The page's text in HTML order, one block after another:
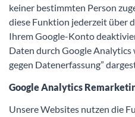
keiner bestimmten Person
diese Funktion jederzeit über
Ihrem Google-Konto
Daten durch Google
gegen Datenerfassung”
Google Analytics
Unsere Websites nutzen die